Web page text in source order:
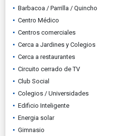
Barbacoa / Parrilla / Quincho
Centro Médico
Centros comerciales
Cerca a Jardines y Colegios
Cerca a restaurantes
Circuito cerrado de TV
Club Social
Colegios / Universidades
Edificio Inteligente
Energia solar
Gimnasio